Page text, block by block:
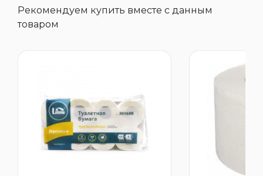
Рекомендуем купить вместе с данным
товаром